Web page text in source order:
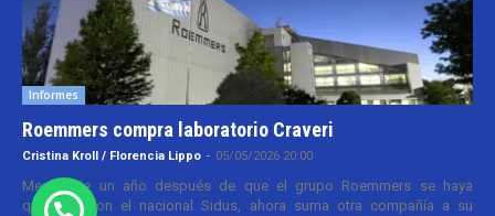
Informes
Roemmers compra laboratorio Craveri
Cristina Kroll / Florencia Lippo - 05/05/2026 20:00
Menos de un año después de que el grupo Roemmers se haya
quedado con el nacional Sidus, ahora suma otra compañía a su